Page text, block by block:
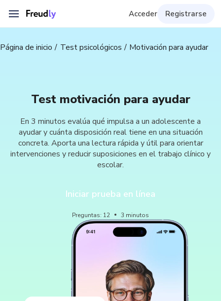
Acceder Registrarse
Página de inicio Test psicológicos Motivación para ayudar
Test motivación para ayudar
En 3 minutos evalúa qué impulsa a un adolescente a
ayudar y cuánta disposición real tiene en una situación
concreta. Aporta una lectura rápida y útil para orientar
intervenciones y reducir suposiciones en el trabajo clínico y
escolar.
Iniciar prueba en línea
Preguntas: 12 3 minutos